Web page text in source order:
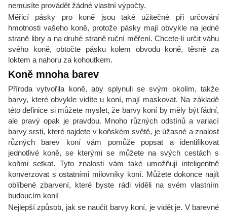
nemusíte provádět žádné vlastní výpočty.
Měřicí pásky pro koně jsou také užitečné při určování
hmotnosti vašeho koně, protože pásky mají obvykle na jedné
straně libry a na druhé straně ruční měření. Chcete-li určit váhu
svého koně, obtočte pásku kolem obvodu koně, těsně za
loktem a nahoru za kohoutkem.
Koně mnoha barev
Příroda vytvořila koně, aby splynuli se svým okolím, takže
barvy, které obvykle vidíte u koní, mají maskovat. Na základě
této definice si můžete myslet, že barvy koní by měly být fádní,
ale pravý opak je pravdou. Mnoho různých odstínů a variací
barvy srsti, které najdete v koňském světě, je úžasné a znalost
různých barev koní vám pomůže popsat a identifikovat
jednotlivé koně, se kterými se můžete na svých cestách s
koňmi setkat. Tyto znalosti vám také umožňují inteligentně
konverzovat s ostatními milovníky koní. Můžete dokonce najít
oblíbené zbarvení, které byste rádi viděli na svém vlastním
budoucím koni!
Nejlepší způsob, jak se naučit barvy koní, je vidět je. V barevné